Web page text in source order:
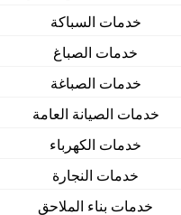
خدمات السباكة
خدمات الصباغ
خدمات الصباغة
خدمات الصيانة العامة
خدمات الكهرباء
خدمات النجارة
خدمات بناء الملاحق